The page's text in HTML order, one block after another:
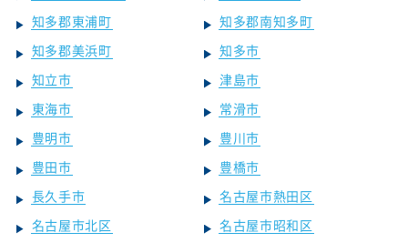
知多郡東浦町
知多郡南知多町
知多郡美浜町
知多市
知立市
津島市
東海市
常滑市
豊明市
豊川市
豊田市
豊橋市
長久手市
名古屋市熱田区
名古屋市北区
名古屋市昭和区